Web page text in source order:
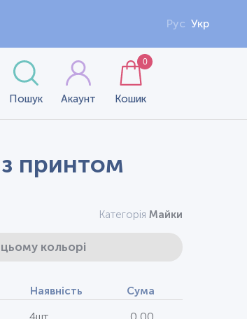
Рус Укр
Пошук Акаунт Кошик
0
принтом
Категорія Майки
кольорі
Наявність Сума